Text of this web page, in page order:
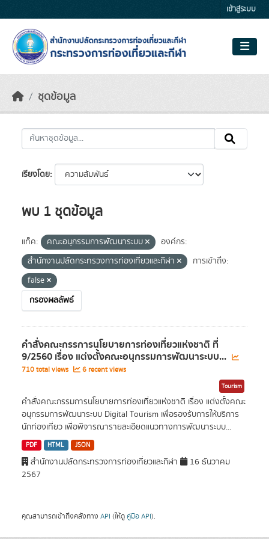
เข้าสู่ระบบ
ชุดข้อมูล
เรียงโดย
พบ 1 ชุดข้อมูล
แท็ค: คณะอนุกรรมการพัฒนาระบบ
องค์กร:
สำนักงานปลัดกระทรวงการท่องเที่ยวและกีฬา
การเข้าถึง:
false
กรองผลลัพธ์
คำสั่งคณะกรรการนโยบายการท่องเที่ยวแห่งชาติ ที่
9/2560 เรื่อง แต่งตั้งคณะอนุกรรมการพัฒนาระบบ...
710 total views 6 recent views
Tourism
คำสั่งคณะกรรมการนโยบายการท่องเที่ยวแห่งชาติ เรื่อง แต่งตั้งคณะ
อนุกรรมการพัฒนาระบบ Digital Tourism เพื่อรองรับการให้บริการ
นักท่องเที่ยว เพื่อพิจารณารายละเอียดแนวทางการพัฒนาระบบ...
PDF HTML JSON
สำนักงานปลัดกระทรวงการท่องเที่ยวและกีฬา
16 ธันวาคม
2567
คุณสามารถเข้าถึงคลังทาง API (ให้ดู คู่มือ API).